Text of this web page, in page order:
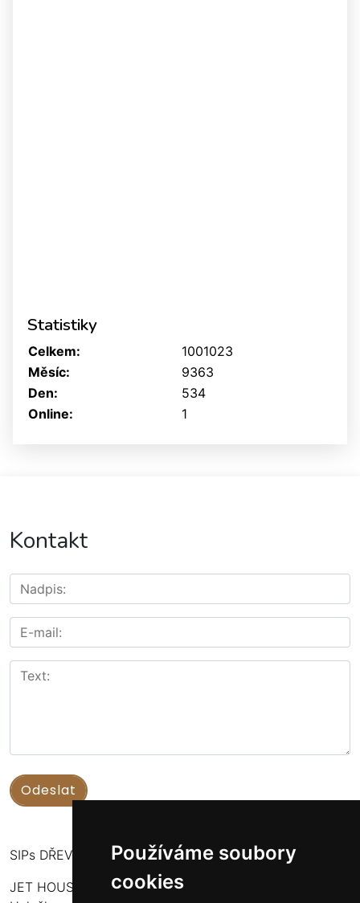
Používáme soubory
cookies
Statistiky
Online: 1
Celkem:
1001023
Měsíc:
9363
Den:
534
Kontakt
SIPs DŘEVOSTAVBY
JET HOUSE S.R.O.